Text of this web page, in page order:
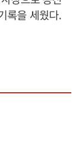
록을 세웠다.